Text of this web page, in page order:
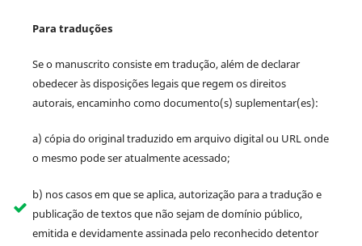
Para traduções
Se o manuscrito consiste em tradução, além de declarar
obedecer às disposições legais que regem os direitos
autorais, encaminho como documento(s) suplementar(es):
a) cópia do original traduzido em arquivo digital ou URL onde
o mesmo pode ser atualmente acessado;
b) nos casos em que se aplica, autorização para a tradução e
publicação de textos que não sejam de domínio público,
emitida e devidamente assinada pelo reconhecido detentor